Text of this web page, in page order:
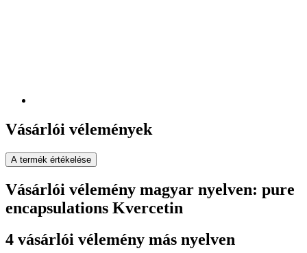
Vásárlói vélemények
A termék értékelése
Vásárlói vélemény magyar nyelven: pure
encapsulations Kvercetin
4 vásárlói vélemény más nyelven